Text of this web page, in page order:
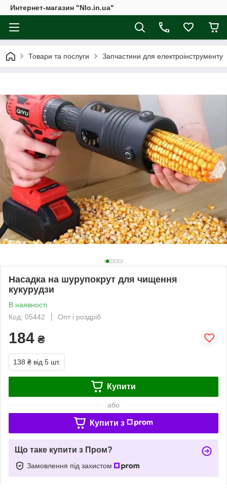
Интернет-магазин "Nlo.in.ua"
Товари та послуги Запчастини для електроінструменту
Насадка на шурупокрут для чищення
кукурудзи
В наявності
Код: 05442
Опт і роздріб
184 ₴
138 ₴ від 5 шт.
Купити
або
Купити з
Що таке купити з Пром?
Замовлення під захистом